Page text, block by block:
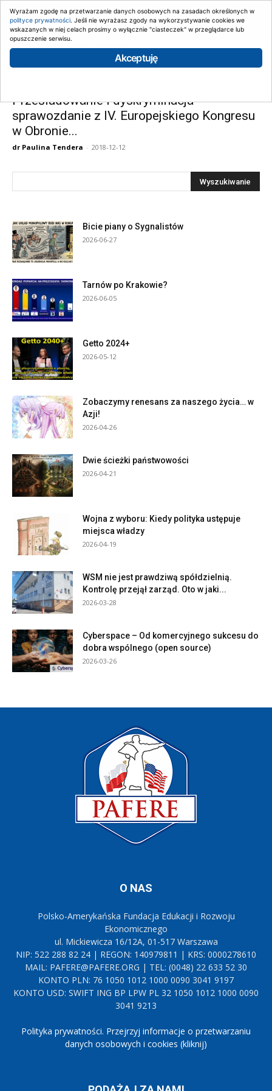
Strona główna
Tag: Legutko
Prześladowanie i dyskryminacja –
sprawozdanie z IV. Europejskiego Kongresu
w Obronie...
dr Paulina Tendera - 2018-12-12
Bicie piany o Sygnalistów
2026-06-27
Tarnów po Krakowie?
2026-06-05
Getto 2024+
2026-05-12
Zobaczymy renesans za naszego życia… w
Azji!
2026-04-26
Dwie ścieżki państwowości
2026-04-21
Wojna z wyboru: Kiedy polityka ustępuje
miejsca władzy
2026-04-19
WSM nie jest prawdziwą spółdzielnią.
Kontrolę przejął zarząd. Oto w jaki...
2026-03-28
Cyberspace – Od komercyjnego sukcesu do
dobra wspólnego (open source)
2026-03-26
O NAS
Polsko-Amerykańska Fundacja Edukacji i Rozwoju
Ekonomicznego
ul. Mickiewicza 16/12A, 01-517 Warszawa
NIP: 522 288 82 24 | REGON: 140979811 | KRS: 0000278610
MAIL: PAFERE@PAFERE.ORG | TEL: (0048) 22 633 52 30
KONTO PLN: 76 1050 1012 1000 0090 3041 9197
KONTO USD: SWIFT ING BP LPW PL 32 1050 1012 1000 0090
3041 9213
Polityka prywatności. Przejrzyj informacje o przetwarzaniu
danych osobowych i cookies (kliknij)
Wyrażam zgodę na przetwarzanie danych osobowych na zasadach określonych w
polityce prywatności. Jeśli nie wyrażasz zgody na wykorzystywanie cookies we
wskazanych w niej celach prosimy o wyłącznie "ciasteczek" w przeglądarce lub
opuszczenie serwisu.
Akceptuję